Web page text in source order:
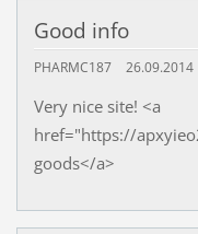
Good info
PHARMC187 26.09.2014
Very nice site! <a
href="https://
goods</a>